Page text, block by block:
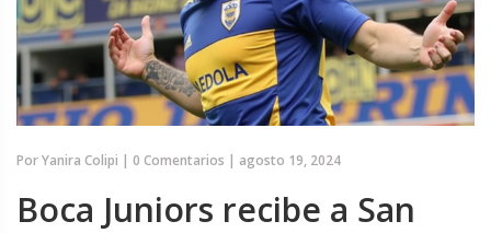
PorYanira Colipi | 0 Comentarios | agosto 19, 2024
Boca Juniors recibe a San